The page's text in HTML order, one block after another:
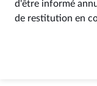
d'être informé
de restitution en